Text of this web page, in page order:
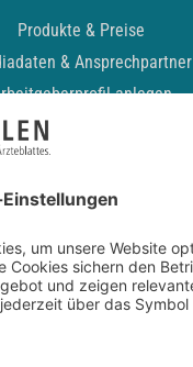
Produkte & Preise
& Ansprechpartner
anlegen
Recruiting-Podcast
Kontakt
Datenschutz
Newsletter